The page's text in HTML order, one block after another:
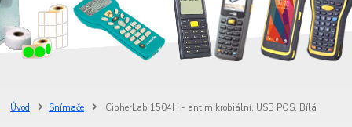
Úvod Snímače CipherLab 1504H - antimikrobiální, USB POS, Bílá